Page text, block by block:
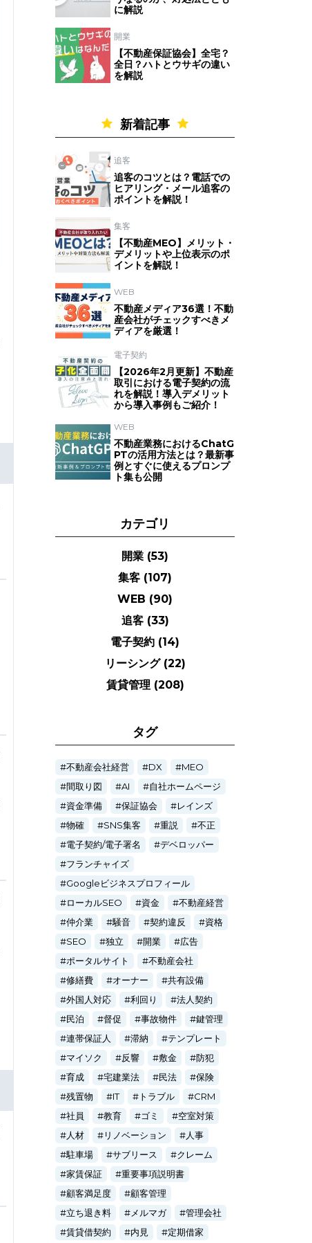
に解説
開業
【不動産保証協会】全宅？
全日？ハトとウサギの違い
を解説
新着記事
追客
追客のコツとは？電話での
ヒアリング・メール追客の
ポイントを解説！
集客
【不動産MEO】メリット・
デメリットや上位表示のポ
イントを解説！
WEB
不動産メディア36選！不動
産会社がチェックすべきメ
ディアを厳選！
電子契約
【2026年2月更新】不動産
取引における電子契約の流
れを解説！導入デメリット
から導入事例もご紹介！
WEB
不動産業務におけるChatG
PTの活用方法とは？最新事
例とすぐに使えるプロンプ
ト集も公開
カテゴリ
開業 (53)
集客 (107)
WEB (90)
追客 (33)
電子契約 (14)
リーシング (22)
賃貸管理 (208)
タグ
不動産会社経営 DX
MEO
間取り図
AI
自社ホームページ
資金準備
保証協会
レインズ
物確
SNS集客 重説
不正
電子契約/電子署名
デベロッパー
フランチャイズ
Googleビジネスプロフィール
ローカルSEO
資金
不動産経営
仲介業
騒音 契約違反
資格
SEO
独立 開業
広告
ポータルサイト
不動産会社
修繕費
オーナー
共有設備
外国人対応
利回り
法人契約
民泊
督促 事故物件
鍵管理
連帯保証人
滞納
テンプレート
マイソク
反響 敷金
防犯
育成
宅建業法 民法
保険
残置物
IT トラブル
CRM
社員
教育 ゴミ
空室対策
人材
リノベーション
人事
駐車場
サブリース
クレーム
家賃保証
重要事項説明書
顧客満足度
顧客管理
立ち退き料
メルマガ
管理会社
賃貸借契約
内見
定期借家